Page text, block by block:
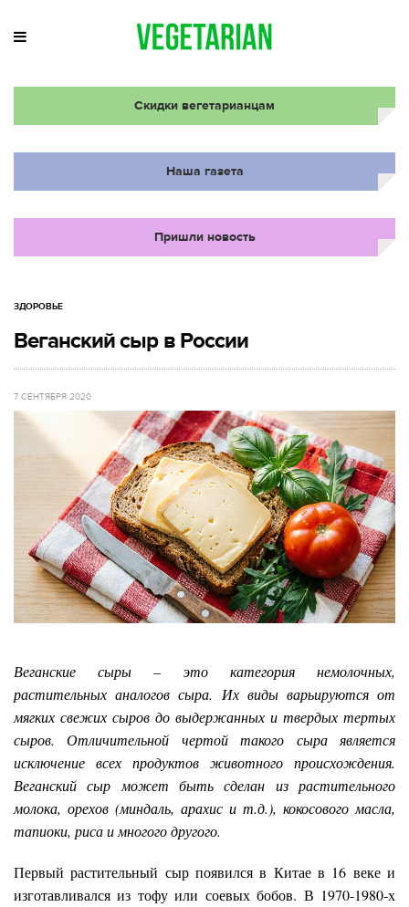
Скидки вегетарианцам
Наша газета
Пришли новость
ЗДОРОВЬЕ
Веганский сыр в России
7 СЕНТЯБРЯ 2020
Веганские сыры – это категория немолочных,
растительных аналогов сыра. Их виды варьируются от
мягких свежих сыров до выдержанных и твердых тертых
сыров. Отличительной чертой такого сыра является
исключение всех продуктов животного происхождения.
Веганский сыр может быть сделан из растительного
молока, орехов (миндаль, арахис и т.д.), кокосового масла,
тапиоки, риса и многого другого.
Первый растительный сыр появился в Китае в 16 веке и
изготавливался из тофу или соевых бобов. В 1970-1980-х